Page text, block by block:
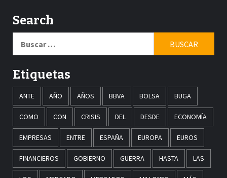
Search
Etiquetas
ANTE AÑO AÑOS BBVA BOLSA BUGA
COMO CON CRISIS DEL DESDE ECONOMÍA
EMPRESAS ENTRE ESPAÑA EUROPA EUROS
FINANCIEROS GOBIERNO GUERRA HASTA LAS